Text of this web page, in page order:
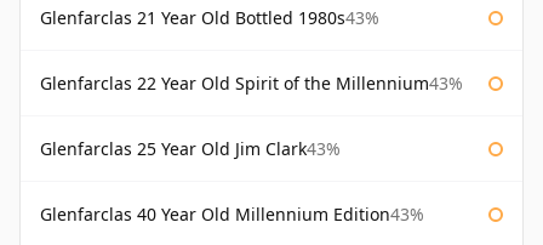
Glenfarclas 21 Year Old Bottled 1980s43%
Glenfarclas 22 Year Old Spirit of the Millennium43%
Glenfarclas 25 Year Old Jim Clark43%
Glenfarclas 40 Year Old Millennium Edition43%